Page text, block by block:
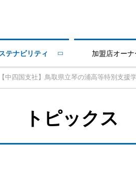
テナビリティ  加盟店オー
【中四国支社】鳥取県立琴の浦高等特別支
トピックス